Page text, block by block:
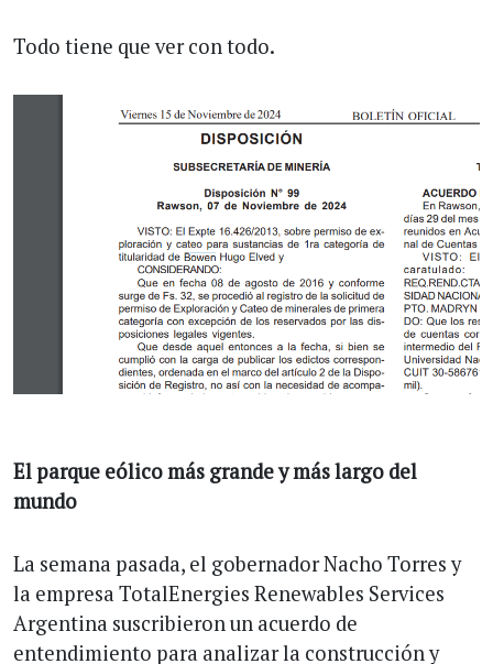
Todo tiene que ver con todo.
El parque eólico más grande y más largo del
mundo
La semana pasada, el gobernador Nacho Torres y
la empresa TotalEnergies Renewables Services
Argentina suscribieron un acuerdo de
entendimiento para analizar la construcción y